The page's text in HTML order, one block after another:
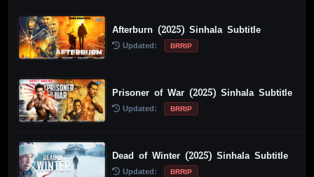
Afterburn (2025) Sinhala Subtitle
Updated: BRRIP
Prisoner of War (2025) Sinhala Subtitle
Updated: BRRIP
Dead of Winter (2025) Sinhala Subtitle
Updated: BRRIP